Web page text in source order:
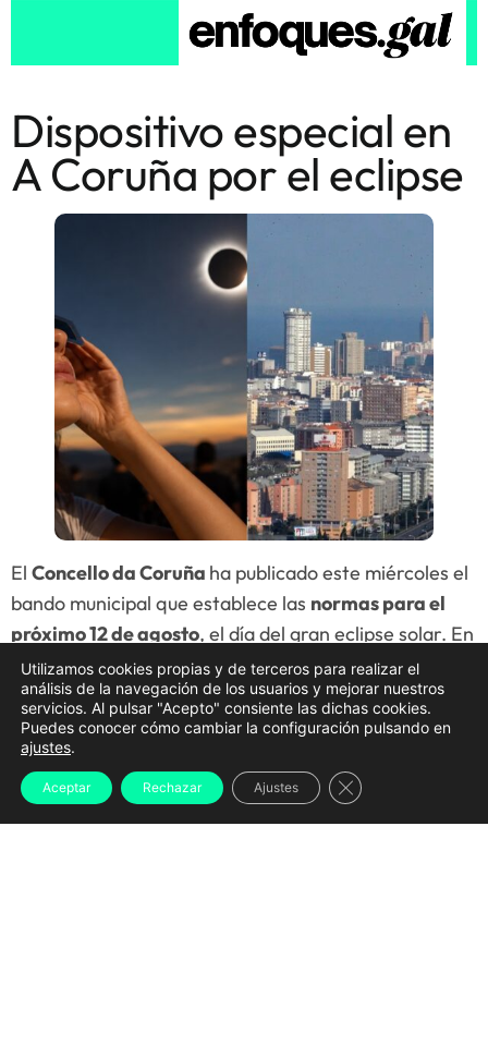
Dispositivo especial en
A Coruña por el eclipse
El Concello da Coruña ha publicado este miércoles el
bando municipal que establece las normas para el
próximo 12 de agosto, el día del gran eclipse solar. En
este documento se detallan todas lasrestricciones
de tráfico , losespacios habilitados para la
observación, eltransporte público añadido, las
medidas para hostelería
recomendaciones de seguridadantes las posibles
Utilizamos cookies propias y de terceros para realizar el
análisis de la navegación de los usuarios y mejorar nuestros
servicios. Al pulsar "Acepto" consiente las dichas cookies.
Puedes conocer cómo cambiar la configuración pulsando en
ajustes.
Aceptar Rechazar Ajustes Cerrar el banner de